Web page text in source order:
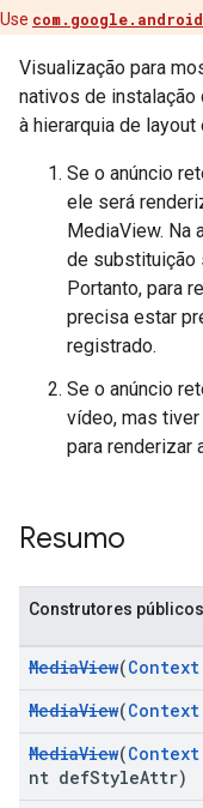
Use
Visualização para
nativos de
à hierarquia de
Se o anúncio
ele será
MediaView. Na
de substituição
Portanto, para
precisa estar
registrado.
Se o anúncio
vídeo, mas
para renderizar
Resumo
Construtores públicos
MediaView(Context
MediaView(Context
MediaView(Context
nt defStyleAttr)